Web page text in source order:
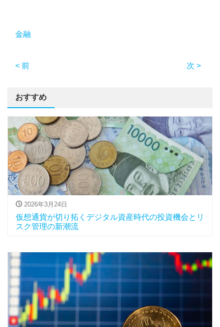
金融
< 前 次 >
おすすめ
2026年3月24日
仮想通貨が切り拓くデジタル資産時代の投資機会とリ
スク管理の新潮流